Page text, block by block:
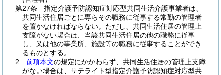
第27条
指定介護予防認知症対応型共同生活介護事業者は、
共同生活住居ごとに専らその職務に従事する常勤の管理者
を置かなければならない。 ただし、共同生活住居の管理上
支障がない場合は、当該共同生活住居の他の職務に従事
し、又は他の事業所、施設等の職務に従事することができ
るものとする。
2
前項本文の規定にかかわらず、共同生活住居の管理上支障
がない場合は、サテライト型指定介護予防認知症対応型共